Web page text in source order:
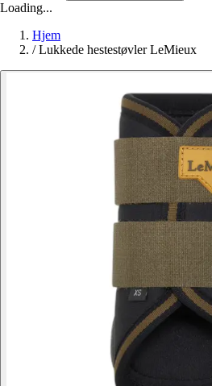
Loading...
Hjem
/ Lukkede hestestøvler LeMieux